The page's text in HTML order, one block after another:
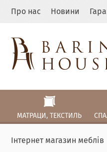
Про нас Новини
МАТРАЦИ, ТЕКСТИЛЬ
Інтернет магазин меблів